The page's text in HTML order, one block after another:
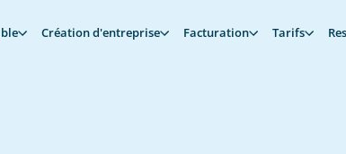
Création d'entreprise Facturation Tarifs